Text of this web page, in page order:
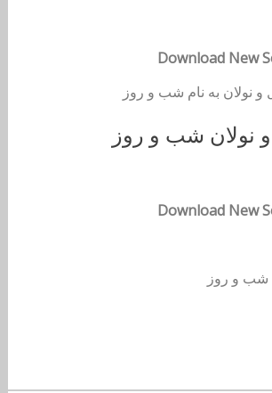
Download New
نولان شب و روز
Download New
شب و روز